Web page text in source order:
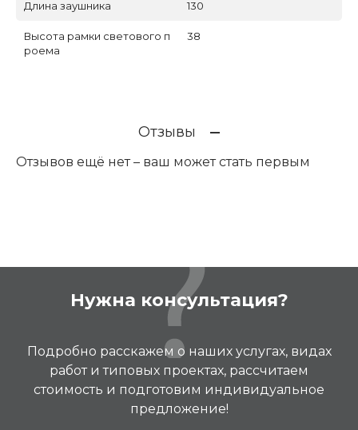
Длина заушника 130
Высота рамки светового п
роема
38
Отзывы
Отзывов ещё нет – ваш может стать первым
Нужна консультация?
Подробно расскажем о наших услугах, видах
работ и типовых проектах, рассчитаем
стоимость и подготовим индивидуальное
предложение!